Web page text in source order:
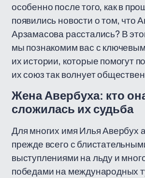
особенно после того, как в
появились новости о том, что
Арзамасова расстались? В
мы познакомим вас с
их истории, которые помогут
их союз так волнует
Жена Авербуха: кто
сложилась их судьба
Для многих имя Илья Авербух
прежде всего с
выступлениями на льду и
победами на международных